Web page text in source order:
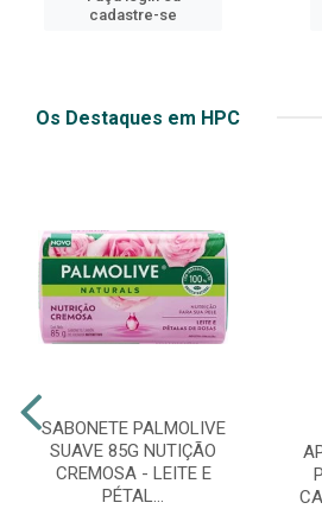
cadastre-se
Os Destaques em HPC
SABONETE PALMOLIVE
SUAVE 85G NUTIÇÃO
CREMOSA - LEITE E
PÉTAL...